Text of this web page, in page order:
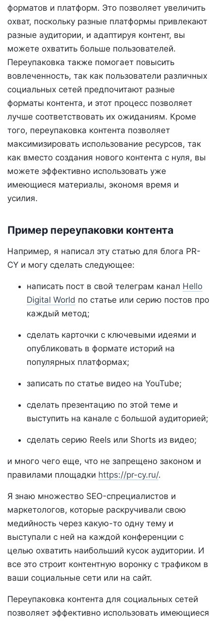
форматов и платформ. Это позволяет увеличить
охват, поскольку разные платформы привлекают
разные аудитории, и адаптируя контент, вы
можете охватить больше пользователей.
Переупаковка также помогает повысить
вовлеченность, так как пользователи различных
социальных сетей предпочитают разные
форматы контента, и этот процесс позволяет
лучше соответствовать их ожиданиям. Кроме
того, переупаковка контента позволяет
максимизировать использование ресурсов, так
как вместо создания нового контента с нуля, вы
можете эффективно использовать уже
имеющиеся материалы, экономя время и
усилия.
Пример переупаковки контента
Например, я написал эту статью для блога PR-
CY и могу сделать следующее:
написать пост в свой телеграм канал Hello
Digital World по статье или серию постов про
каждый метод;
сделать карточки с ключевыми идеями и
опубликовать в формате историй на
популярных платформах;
записать по статье видео на YouTube;
сделать презентацию по этой теме и
выступить на канале с большой аудиторией;
сделать серию Reels или Shorts из видео;
и много чего еще, что не запрещено законом и
правилами площадки https://pr-cy.ru/.
Я знаю множество SEO-спрециалистов и
маркетологов, которые раскручивали свою
медийность через какую-то одну тему и
выступали с ней на каждой конференции с
целью охватить наибольший кусок аудитории. И
все это строит контентную воронку с трафиком в
ваши социальные сети или на сайт.
Переупаковка контента для социальных сетей
позволяет эффективно использовать имеющиеся